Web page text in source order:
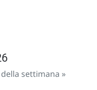
settimana »